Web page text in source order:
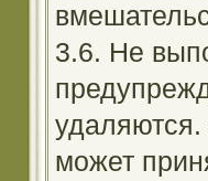
3.6. Не
может